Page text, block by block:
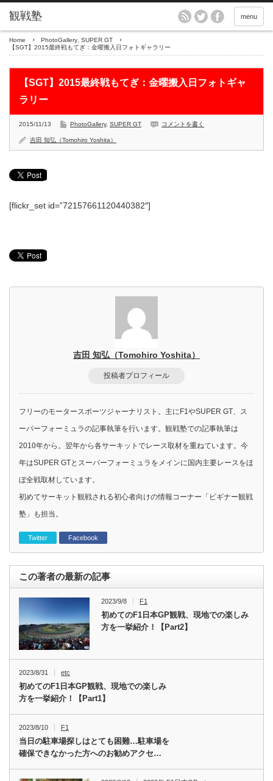
menu
Home PhotoGallery SUPER GT
【SGT】2015最終戦もてぎ：金曜搬入日フォトギャラリー
【SGT】2015最終戦もてぎ：金曜搬入日フォトギャ
ラリー
2015/11/13 PhotoGallery, SUPER GT コメントを書く
吉田 知弘（Tomohiro Yoshita）
[flickr_set id=”72157661120440382″]
吉田 知弘（Tomohiro Yoshita）
投稿者プロフィール
フリーのモータースポーツジャーナリスト。主にF1やSUPER GT、ス
ーパーフォーミュラの記事執筆を行います。観戦塾での記事執筆は
2010年から。翌年から各サーキットでレース取材を重ねています。今
年はSUPER GTとスーパーフォーミュラをメインに国内主要レースをほ
ぼ全戦取材しています。
初めてサーキット観戦される初心者向けの情報コーナー「ビギナー観戦
塾」も担当。
Twitter Facebook
この著者の最新の記事
2023/9/8 F1
初めてのF1日本GP観戦、現地での楽しみ
方を一挙紹介！【Part2】
2023/8/31 etc
初めてのF1日本GP観戦、現地での楽しみ
方を一挙紹介！【Part1】
2023/8/10 F1
当日の駐車場探しはとても困難…駐車場を
確保できなかった方へのお勧めアクセ…